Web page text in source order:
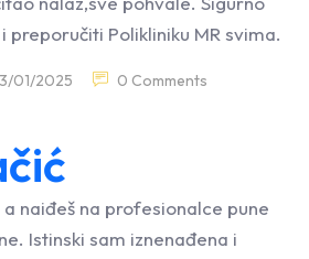
Polikliniku MR svima.
01/2025 0 Comments
naiđeš na profesionalce pune
Istinski sam iznenađena i